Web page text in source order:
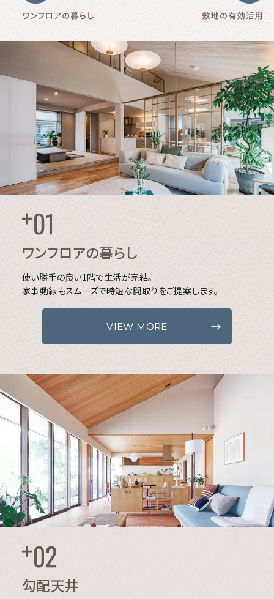
ワンフロアの暮らし
使い勝手の良い1階で生活が完結。
家事動線もスムーズで時短な間取りをご提案します。
VIEW MORE
勾配天井